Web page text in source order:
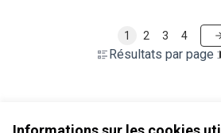
Résultats par page :
1 2 3 4